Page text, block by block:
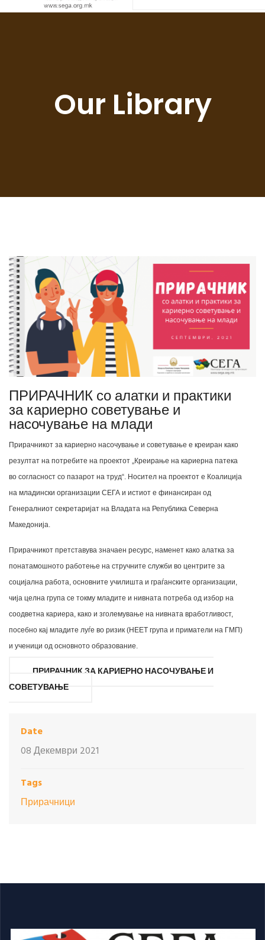
Our Library
ПРИРАЧНИК со алатки и практики
за кариерно советување и
насочување на млади
Прирачникот за кариерно насочување и советување е креиран како
резултат на потребите на проектот „Креирање на кариерна патека
во согласност со пазарот на труд“. Носител на проектот е Коалиција
на младински организации СЕГА и истиот е финансиран од
Генералниот секретаријат на Владата на Република Северна
Македонија.
Прирачникот претставува значаен ресурс, наменет како алатка за
понатамошното работење на стручните служби во центрите за
социјална работа, основните училишта и граѓанските организации,
чија целна група се токму младите и нивната потреба од избор на
соодветна кариера, како и зголемување на нивната вработливост,
посебно кај младите луѓе во ризик (НЕЕТ група и приматели на ГМП)
и ученици од основното образование.
ПРИРАЧНИК ЗА КАРИЕРНО НАСОЧУВАЊЕ И
СОВЕТУВАЊЕ
Date
08 Декември 2021
Tags
Прирачници